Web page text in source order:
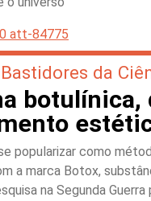
da
botulínica,
popularizar como
a marca Botox,
na Segunda